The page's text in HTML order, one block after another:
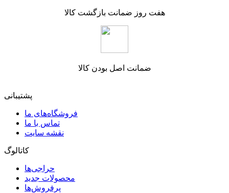
هفت روز ضمانت بازگشت کالا
ضمانت اصل بودن کالا
پشتیبانی
فروشگاه‌های ما
تماس با ما
نقشه سایت
کاتالوگ
حراجی‌ها
محصولات جدید
پرفروش‌ها